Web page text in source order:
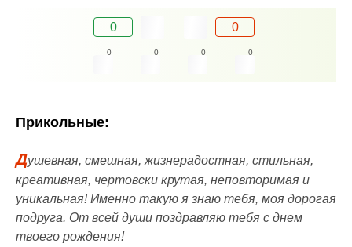
0 0
0 0 0 0
Прикольные:
Душевная, смешная, жизнерадостная, стильная,
креативная, чертовски крутая, неповторимая и
уникальная! Именно такую я знаю тебя, моя дорогая
подруга. От всей души поздравляю тебя с днем
твоего рождения!